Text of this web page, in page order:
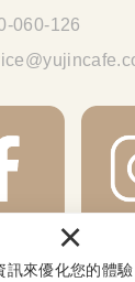
來優化您的體
×
060-126